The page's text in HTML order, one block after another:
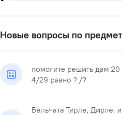
Новые вопросы по
помогите решить дам
4/29 равно ? /?
Бельчата Тирле, Дирле,